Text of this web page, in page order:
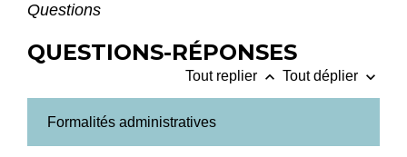
Questions
QUESTIONS-RÉPONSES
Tout replier keyboard_arrow_up Tout déplier keyboard_arrow_down
Formalités administratives